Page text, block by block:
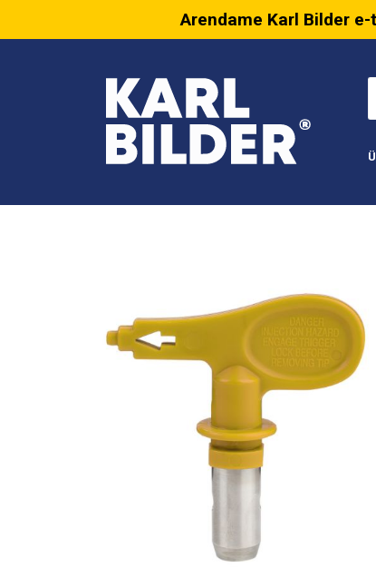
Arendame Karl Bilder